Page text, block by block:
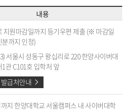
내용
지원마감일까지 등기우편 제출 (※ 마감일
까지 인정)
서울시 성동구 왕십리로 220 한양사이버대
관 C101호 입학처 앞
급처안내
지 한양대학교 서울캠퍼스 내 사이버대학